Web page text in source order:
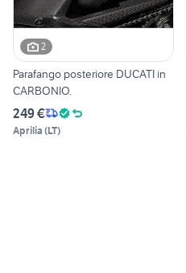
2
Parafango posteriore DUCATI in
CARBONIO.
249 €
Aprilia (LT)